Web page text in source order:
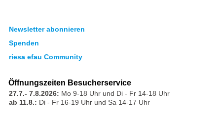
Newsletter abonnieren
Spenden
riesa efau Community
Öffnungszeiten Besucherservice
27.7.- 7.8.2026: Mo 9-18 Uhr und Di - Fr 14-18 Uhr
ab 11.8.: Di - Fr 16-19 Uhr und Sa 14-17 Uhr